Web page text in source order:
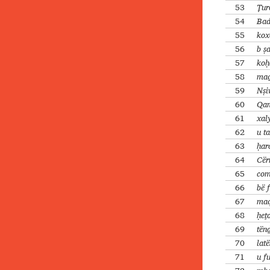
53
54
55
56
b
57
58
59
60
61
62
u
63
64
65
66
bë
67
68
69
70
71
u